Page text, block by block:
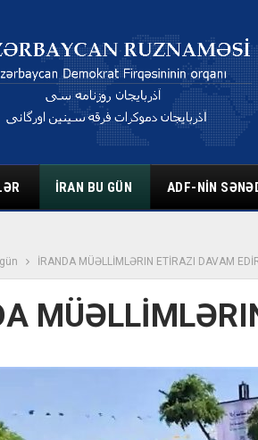
İRAN BU GÜN ADF-NIN
İRANDA MÜƏLLİMLƏRIN ETİRAZI DAVAM